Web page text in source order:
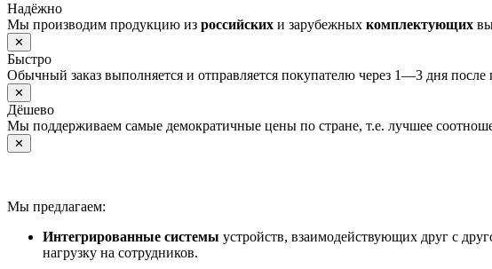
Надёжно
Мы производим продукцию из российских и зарубежных комплектующих
✕
Быстро
Обычный заказ выполняется и отправляется покупателю через 1—3 дня после
✕
Дёшево
Мы поддерживаем самые демократичные цены по стране, т.е. лучшее
✕
Мы предлагаем:
Интегрированные системы устройств, взаимодействующих друг с
нагрузку на сотрудников.